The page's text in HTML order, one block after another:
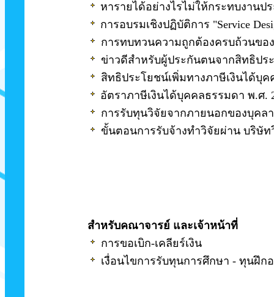
หารายได้อย่างไรไม่ให้กระทบงานป
การอบรมเชิงปฏิบัติการ "Service
การทบทวนความถูกต้องครบถ้วนขอ
ข่าวดีสำหรับผู้ประกันตนจากสิทธิป
สิทธิประโยชน์เพิ่มทางภาษีเงินได้บุ
อัตราภาษีเงินได้บุคคลธรรมดา พ.ศ.
การรับทุนวิจัยจากภายนอกของบุคล
ขั้นตอนการรับจ้างทำวิจัยผ่าน บริษั
สำหรับคณาจารย์ และเจ้าหน้าที่
การขอเบิก-เคลียร์เงิน
เงื่อนไขการรับทุนการศึกษา - ทุนฝึ